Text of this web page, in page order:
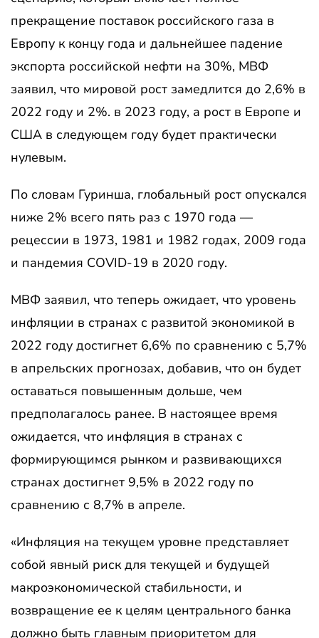
прекращение поставок российского газа в
Европу к концу года и дальнейшее падение
экспорта российской нефти на 30%, МВФ
заявил, что мировой рост замедлится до 2,6% в
2022 году и 2%. в 2023 году, а рост в Европе и
США в следующем году будет практически
нулевым.
По словам Гуринша, глобальный рост опускался
ниже 2% всего пять раз с 1970 года —
рецессии в 1973, 1981 и 1982 годах, 2009 года
и пандемия COVID-19 в 2020 году.
МВФ заявил, что теперь ожидает, что уровень
инфляции в странах с развитой экономикой в ​​
2022 году достигнет 6,6% по сравнению с 5,7%
в апрельских прогнозах, добавив, что он будет
оставаться повышенным дольше, чем
предполагалось ранее. В настоящее время
ожидается, что инфляция в странах с
формирующимся рынком и развивающихся
странах достигнет 9,5% в 2022 году по
сравнению с 8,7% в апреле.
«Инфляция на текущем уровне представляет
собой явный риск для текущей и будущей
макроэкономической стабильности, и
возвращение ее к целям центрального банка
должно быть главным приоритетом для